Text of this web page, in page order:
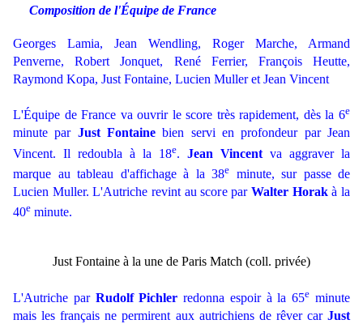
Composition de l'Équipe de France
Georges Lamia, Jean Wendling, Roger Marche, Armand
Penverne, Robert Jonquet, René Ferrier, François Heutte,
Raymond Kopa, Just Fontaine, Lucien Muller et Jean Vincent
L'Équipe de France va ouvrir le score très rapidement, dès la 6e
minute par Just Fontainebien servi en profondeur par Jean
Vincent. Il redoubla à la 18e. Jean Vincent va aggraver la
marque au tableau d'affichage à la 38e minute, sur passe de
Lucien Muller. L'Autriche revint au score par Walter Horakà la
40e minute.
Just Fontaine à la une de Paris Match (coll. privée)
L'Autriche par Rudolf Pichler redonna espoir à la 65e minute
mais les français ne permirent aux autrichiens de rêver car Just